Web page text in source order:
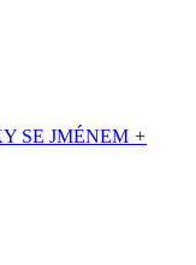
SE JMÉNEM +